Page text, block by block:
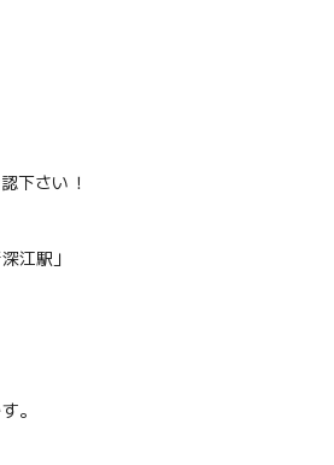
下さい！
江駅」
。